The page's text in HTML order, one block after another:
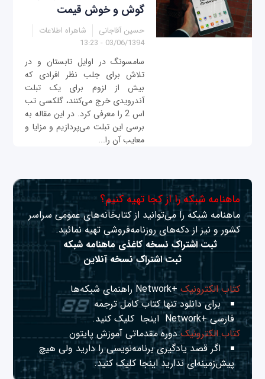
گوش و خوش قیمت
حسین آقاجانی
شاهراه اطلاعات
03/06/1394 - 13:23
سامسونگ در اوایل تابستان و در
تلاش برای جلب نظر افرادی که
بیش از لزوم برای یک تبلت
آندرویدی خرج می‌کنند، گلکسی تب
اس 2 را معرفی کرد. در این مقاله به
برسی این تبلت می‌پردازیم و مزایا و
معایب آن را...
ماهنامه شبکه را از کجا تهیه کنیم؟
ماهنامه شبکه را می‌توانید از کتابخانه‌های عمومی سراسر
کشور و نیز از دکه‌های روزنامه‌فروشی تهیه نمائید.
ثبت اشتراک نسخه کاغذی ماهنامه شبکه
ثبت اشتراک نسخه آنلاین
کتاب الکترونیک+Network راهنمای شبکه‌ها
برای دانلود تنها کتاب کامل ترجمه
فارسی +Network
اینجا کلیک کنید.
کتاب الکترونیکدوره مقدماتی آموزش پایتون
اگر قصد یادگیری برنامه‌نویسی را دارید ولی هیچ
پیش‌زمینه‌ای نداریداینجا کلیک کنید.